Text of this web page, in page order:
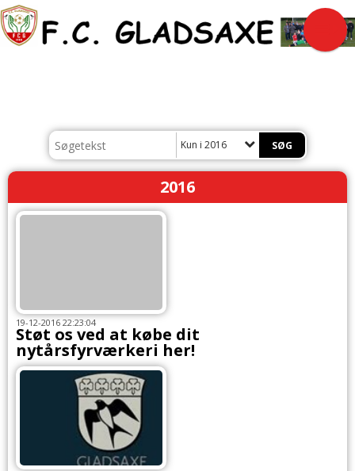
Kun i 2016
2016
19-12-2016 22:23:04
Støt os ved at købe dit
nytårsfyrværkeri her!